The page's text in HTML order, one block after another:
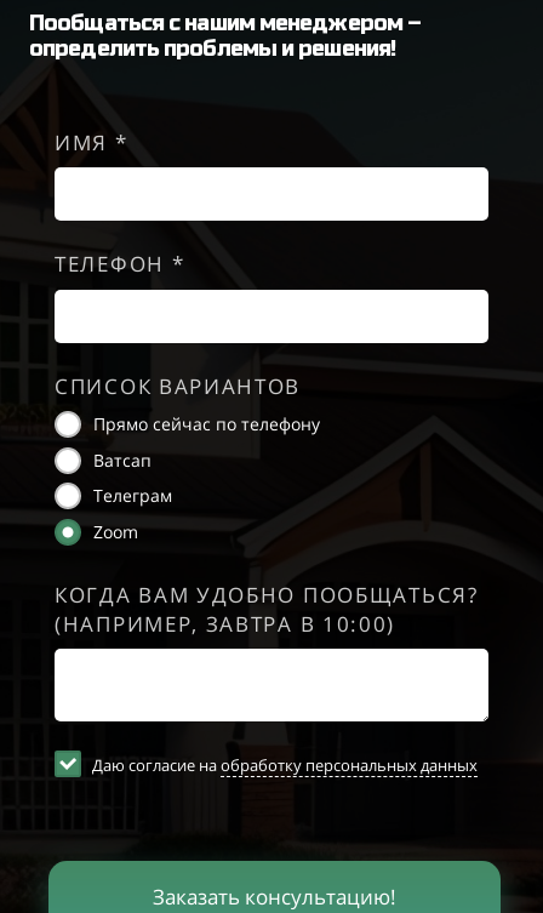
Пообщаться с нашим менеджером –
определить проблемы и решения!
ИМЯ *
ТЕЛЕФОН *
СПИСОК ВАРИАНТОВ
Прямо сейчас по телефону
Ватсап
Телеграм
Zoom
КОГДА ВАМ УДОБНО ПООБЩАТЬСЯ?
(НАПРИМЕР, ЗАВТРА В 10:00)
Даю согласие наобработку персональных данных
Заказать консультацию!